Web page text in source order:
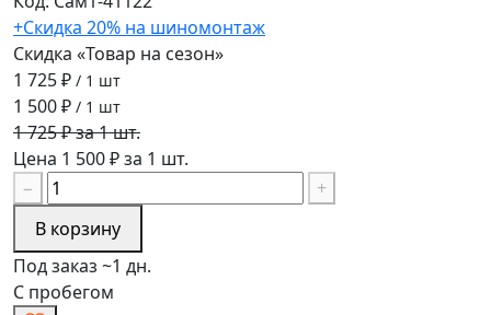
+Скидка 20% на шиномонтаж
Скидка «Товар на сезон»
1 725 ₽ / 1 шт
1 500 ₽ / 1 шт
1 725 ₽ за 1 шт.
Цена 1 500 ₽ за 1 шт.
−
+
В корзину
Под заказ ~1 дн.
С пробегом